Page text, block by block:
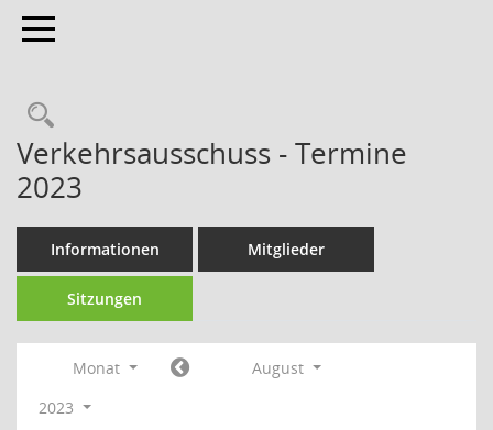
Toggle navigation
Verkehrsausschuss - Termine
2023
Informationen Mitglieder
Sitzungen
Monat
August
2023